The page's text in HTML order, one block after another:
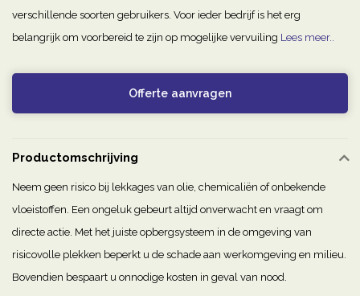
verschillende soorten gebruikers. Voor ieder bedrijf is het erg
belangrijk om voorbereid te zijn op mogelijke vervuiling Lees meer..
Offerte aanvragen
Productomschrijving
Neem geen risico bij lekkages van olie, chemicaliën of onbekende
vloeistoffen. Een ongeluk gebeurt altijd onverwacht en vraagt om
directe actie. Met het juiste opbergsysteem in de omgeving van
risicovolle plekken beperkt u de schade aan werkomgeving en milieu.
Bovendien bespaart u onnodige kosten in geval van nood.